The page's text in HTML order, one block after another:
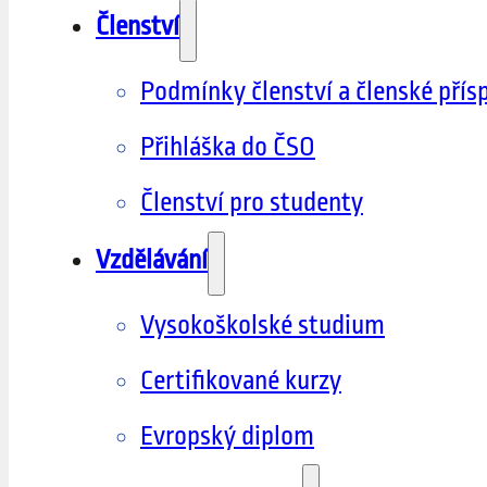
Členství
Podmínky členství a členské
Přihláška do ČSO
Členství pro studenty
Vzdělávání
Vysokoškolské studium
Certifikované kurzy
Evropský diplom